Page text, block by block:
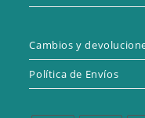
Cambios y
Política de Envíos